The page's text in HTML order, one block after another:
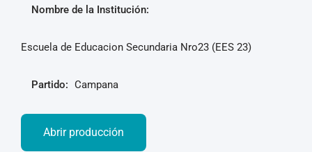
Nombre de la Institución:
Escuela de Educacion Secundaria Nro23 (EES 23)
Partido: Campana
Abrir producción